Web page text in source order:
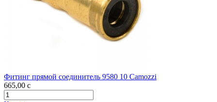
Фитинг прямой соединитель 9580 10 Camozzi
665,00 c